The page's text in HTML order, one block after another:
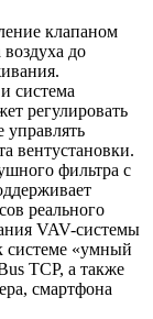
клапаном
воздуха до
система
регулировать
управлять
вентустановки.
фильтра с
реального
VAV-системы
системе «умный
TCP, а также
смартфона